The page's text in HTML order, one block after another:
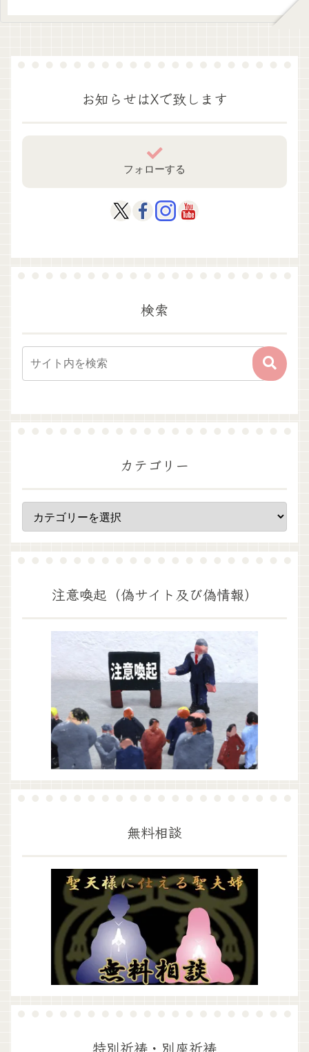
お知らせはXで致します
フォローする
検索
カテゴリー
注意喚起（偽サイト及び偽情報）
無料相談
特別祈祷・別座祈祷